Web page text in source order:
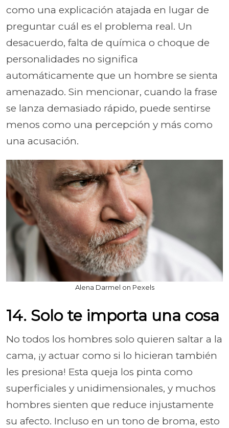
como una explicación atajada en lugar de
preguntar cuál es el problema real. Un
desacuerdo, falta de química o choque de
personalidades no significa
automáticamente que un hombre se sienta
amenazado. Sin mencionar, cuando la frase
se lanza demasiado rápido, puede sentirse
menos como una percepción y más como
una acusación.
Alena Darmel on Pexels
14. Solo te importa una cosa
No todos los hombres solo quieren saltar a la
cama, ¡y actuar como si lo hicieran también
les presiona! Esta queja los pinta como
superficiales y unidimensionales, y muchos
hombres sienten que reduce injustamente
su afecto. Incluso en un tono de broma, esto